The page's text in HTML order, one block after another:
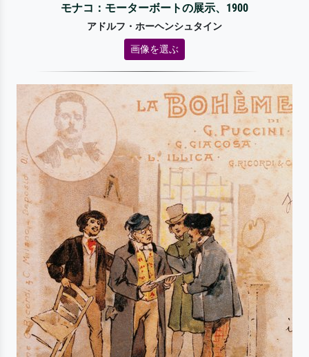
モナコ：モーターボートの展示、1900
アドルフ・ホーヘンシュタイン
画像を選ぶ